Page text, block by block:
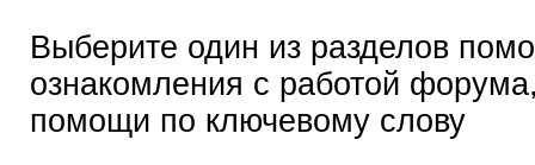
Выберите один из разделов
ознакомления с работой
помощи по ключевому слову